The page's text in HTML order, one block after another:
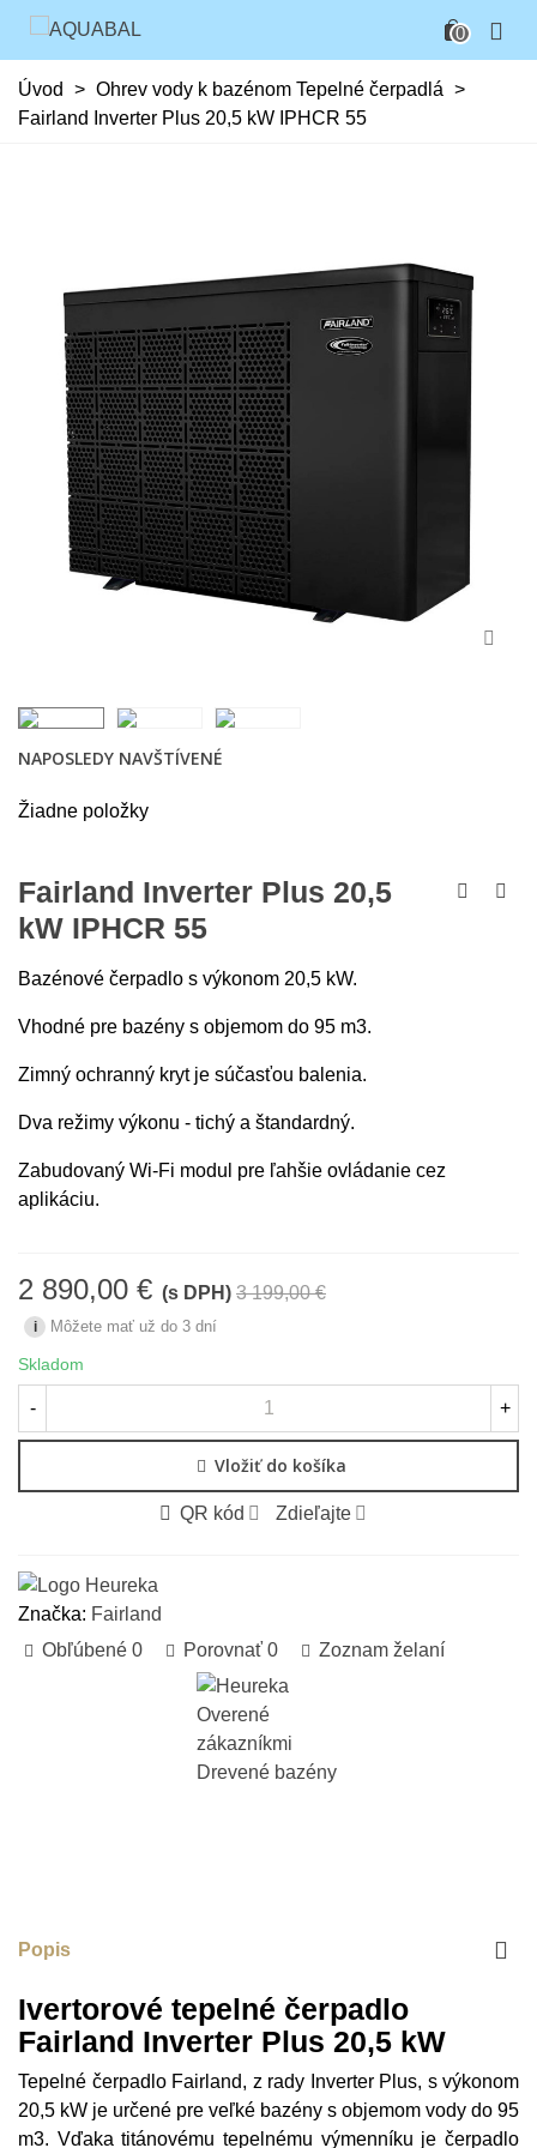
0
Úvod > Ohrev vody k bazénom Tepelné čerpadlá >
Fairland Inverter Plus 20,5 kW IPHCR 55
NAPOSLEDY NAVŠTÍVENÉ
Žiadne položky
Fairland Inverter Plus 20,5
kW IPHCR 55
Bazénové čerpadlo s výkonom 20,5 kW.
Vhodné pre bazény s objemom do 95 m3.
Zimný ochranný kryt je súčasťou balenia.
Dva režimy výkonu - tichý a štandardný.
Zabudovaný Wi-Fi modul pre ľahšie ovládanie cez
aplikáciu.
2 890,00 € (s DPH) 3 199,00 €
i Môžete mať už do 3 dní
Skladom
- +
Vložiť do košíka
QR kód Zdieľajte
Značka: Fairland
Obľúbené 0 Porovnať 0 Zoznam želaní
Popis
Ivertorové tepelné čerpadlo
Fairland Inverter Plus 20,5 kW
Tepelné čerpadlo Fairland, z rady Inverter Plus, s výkonom
20,5 kW je určené pre veľké bazény s objemom vody do 95
m3. Vďaka titánovému tepelnému výmenníku je čerpadlo